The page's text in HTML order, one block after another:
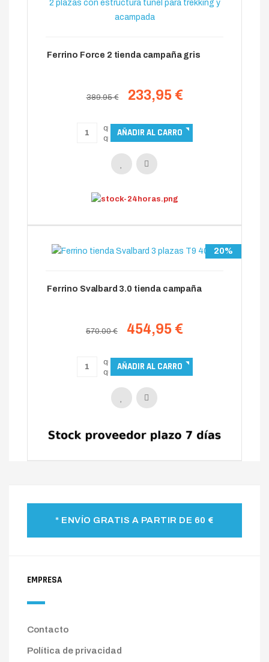
Ferrino Force 2 tienda campaña gris
389.95 € 233,95 €
20%
Ferrino Svalbard 3.0 tienda campaña
570.00 € 454,95 €
* ENVÍO GRATIS A PARTIR DE 60 €
EMPRESA
Contacto
Política de privacidad